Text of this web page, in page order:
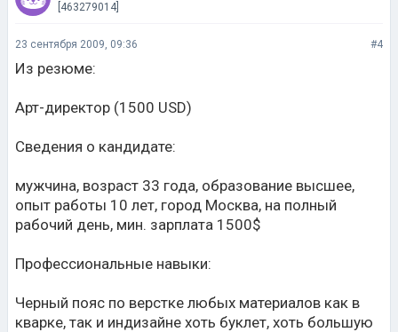
[463279014]
23 сентября 2009, 09:36 #4
Из резюме:
Арт-директор (1500 USD)
Сведения о кандидате:
мужчина, возраст 33 года, образование высшее,
опыт работы 10 лет, город Москва, на полный
рабочий день, мин. зарплата 1500$
Профессиональные навыки:
Черный пояс по верстке любых материалов как в
кварке, так и индизайне хоть буклет, хоть большую